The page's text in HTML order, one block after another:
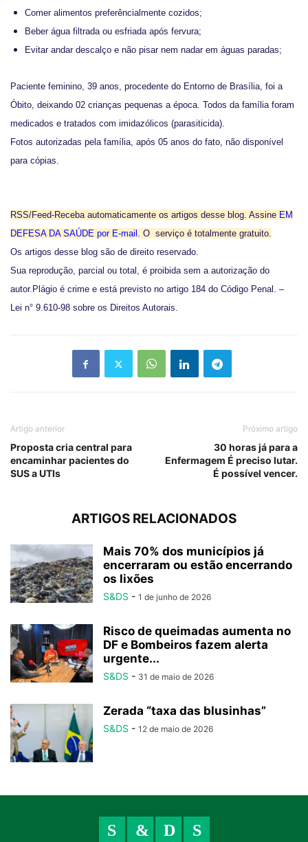
Comer alimentos preferêncialmente cozidos;
Beber água filtrada ou esfriada após fervura;
Evitar andar descalço e não pisar nem nadar em águas paradas;
Paciente feminino, 39 anos, procedente do Entorno de Brasília, foi a
Óbito, deixando 02 crianças pequenas a época. Todos da família foram
medicados e tratados com imidazólicos (parasiticida).
Fotos autorizadas pela família, após 05 anos do fato, não disponível
para cópias.
RSS/Feed-Receba automaticamente os artigos desse blog. Assine EM
DEFESA DA SAÚDE por E-mail . O serviço é totalmente gratuito.
Os artigos desse blog são de direito reservado.
Sua reprodução, parcial ou total, é proibida sem a autorização do
autor.Plágio é crime e está previsto no artigo 184 do Código Penal. –
Lei n° 9.610-98 sobre os Direitos Autorais.
Artigo anterior
Proposta cria central para
encaminhar pacientes do
SUS a UTIs
Próximo artigo
30 horas já para a
Enfermagem É preciso lutar.
É possível vencer.
ARTIGOS RELACIONADOS
Mais 70% dos municípios já
encerraram ou estão encerrando
os lixões
S&DS - 1 de junho de 2026
Risco de queimadas aumenta no
DF e Bombeiros fazem alerta
urgente...
S&DS - 31 de maio de 2026
Zerada “taxa das blusinhas”
S&DS - 12 de maio de 2026